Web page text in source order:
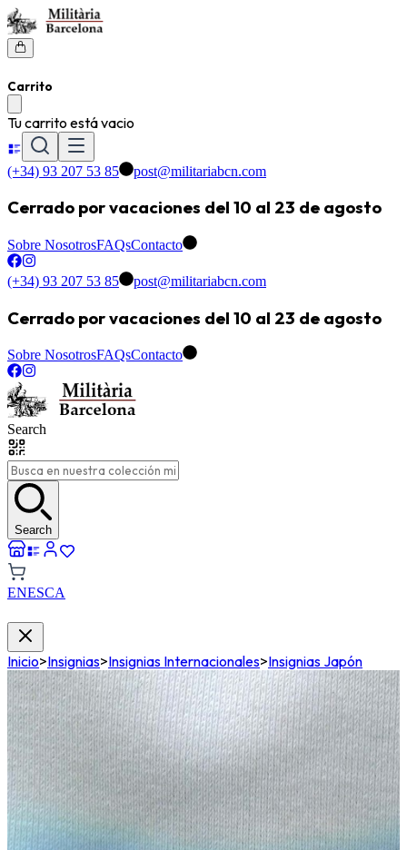
Carrito
Tu carrito está vacio
(+34) 93 207 53 85 post@militariabcn.com
Cerrado por vacaciones del 10 al 23 de agosto
Sobre NosotrosFAQsContacto
(+34) 93 207 53 85 post@militariabcn.com
Cerrado por vacaciones del 10 al 23 de agosto
Sobre NosotrosFAQsContacto
Search
Search
ENESCA
Inicio>Insignias>Insignias Internacionales>Insignias Japón